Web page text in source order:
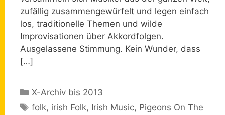
zufällig zusammengewürfelt und legen einfach
los, traditionelle Themen und wilde
Improvisationen über Akkordfolgen.
Ausgelassene Stimmung. Kein Wunder, dass
[…]
Kategorien
X-Archiv bis 2013
Schlagwörter
folk, irish Folk, Irish Music, Pigeons On The